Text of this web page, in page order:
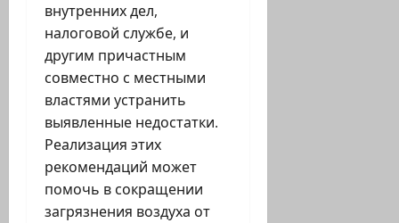
внутренних дел,
налоговой службе, и
другим причастным
совместно с местными
властями устранить
выявленные недостатки.
Реализация этих
рекомендаций может
помочь в сокращении
загрязнения воздуха от